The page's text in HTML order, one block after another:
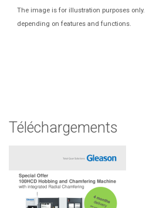
The image is for illustration purposes
depending on features and functions.
Téléchargements